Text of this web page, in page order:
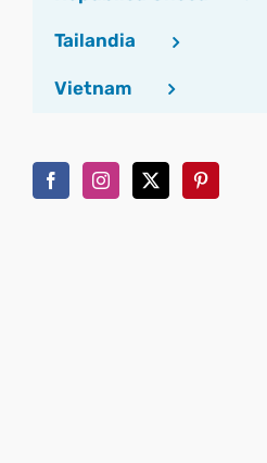
Tailandia
Vietnam